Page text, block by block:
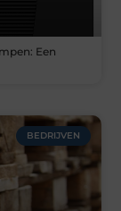
Een
BEDRIJVEN